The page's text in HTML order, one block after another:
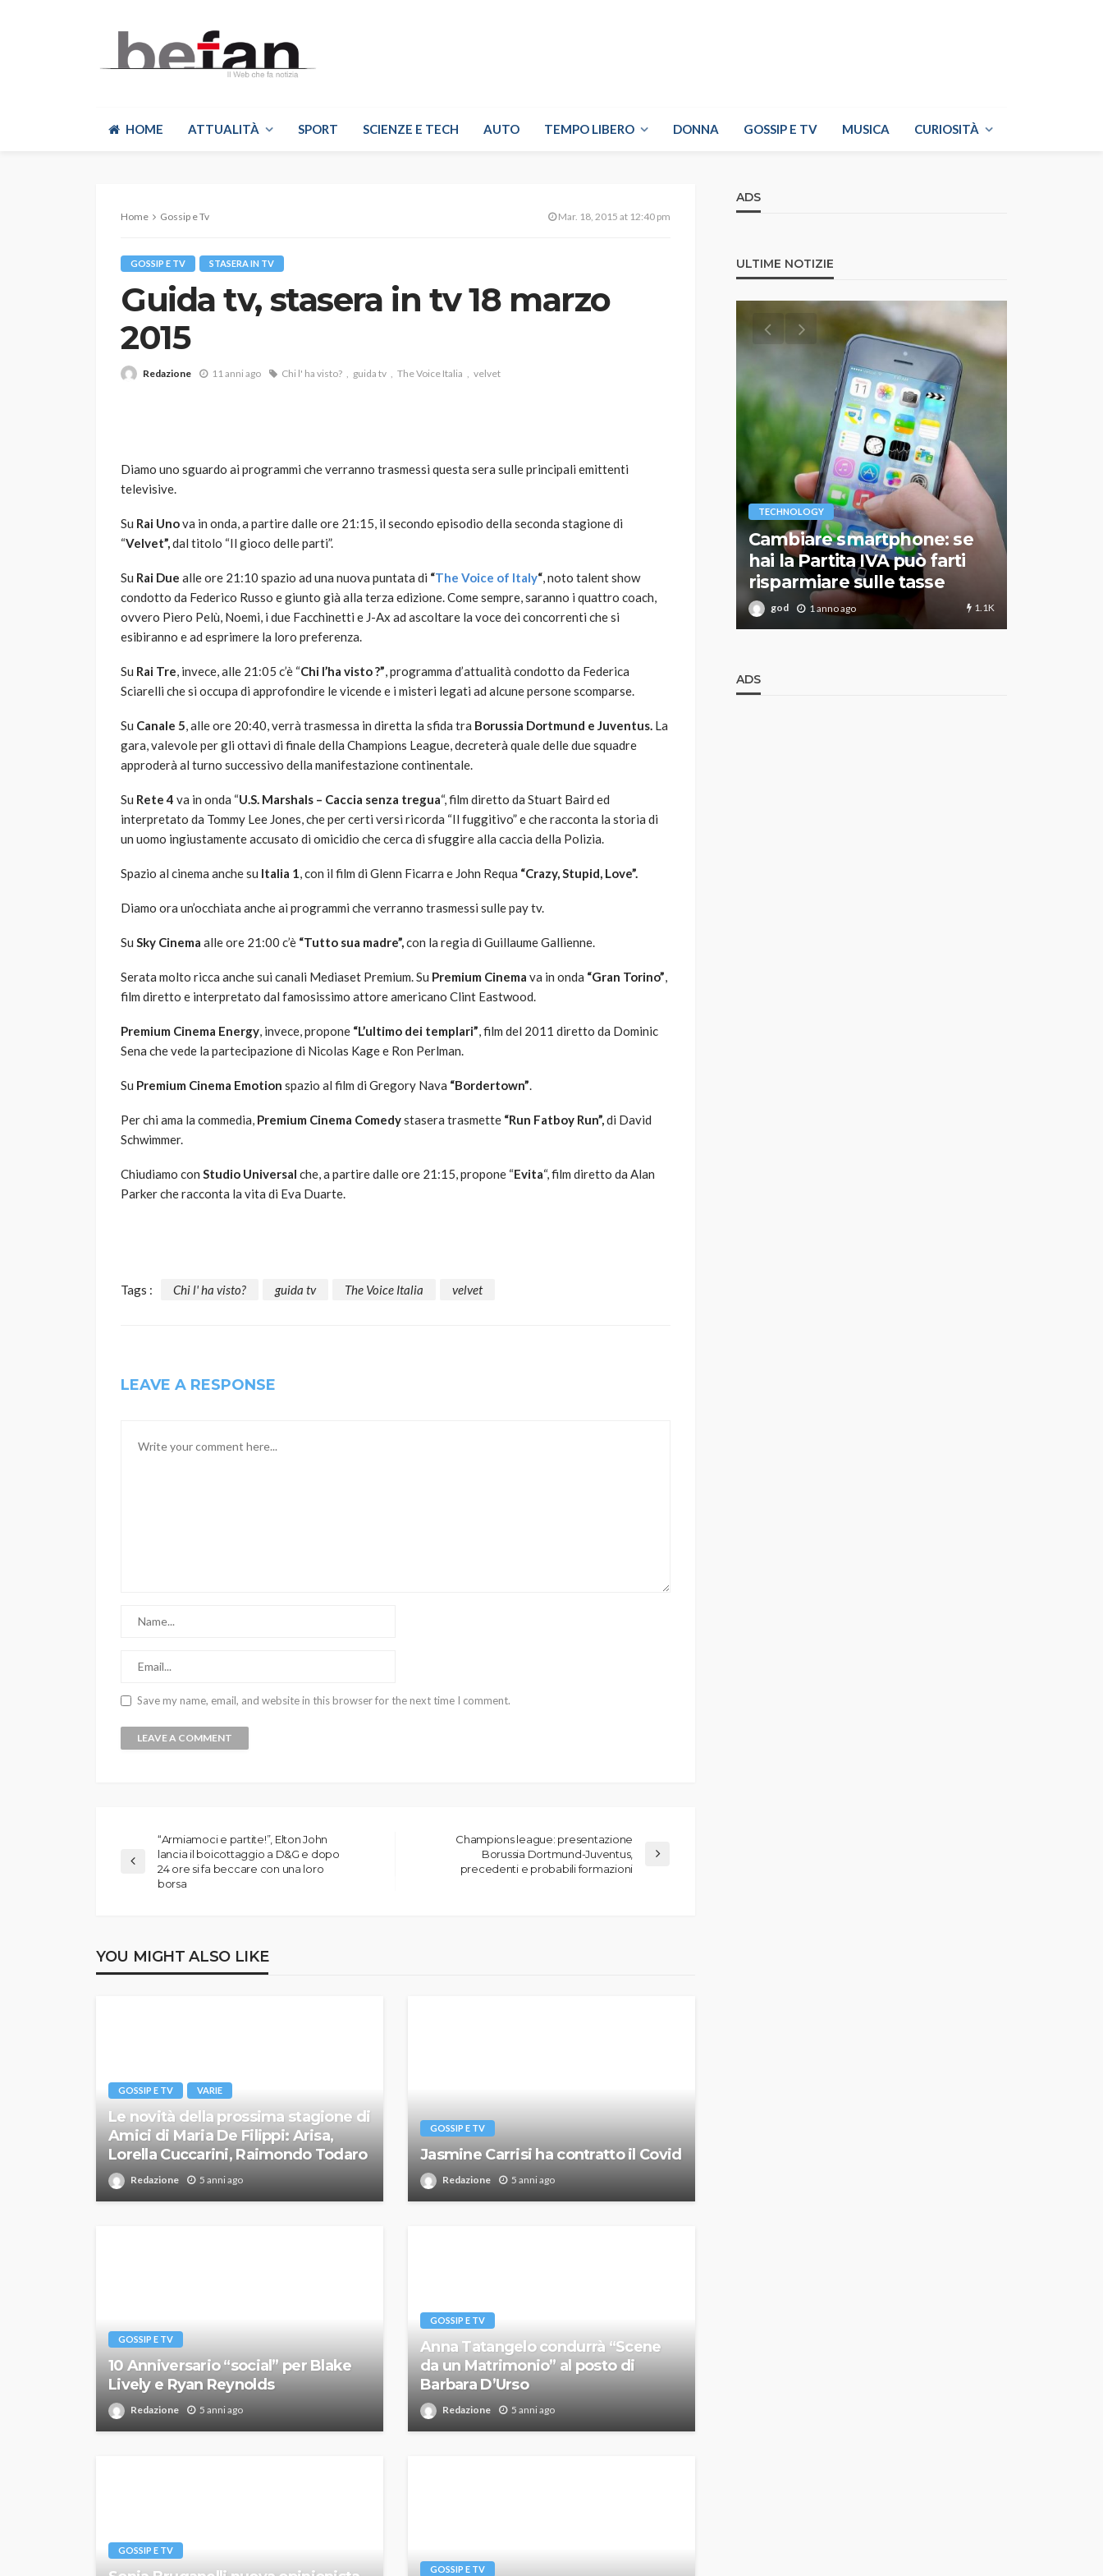
HOME ATTUALITÀ SPORT SCIENZE E TECH AUTO TEMPO LIBERO DONNA GOSSIP E TV MUSICA CURIOSITÀ
Home Gossip e Tv Mar. 18, 2015 at 12:40 pm
GOSSIP E TV STASERA IN TV
Guida tv, stasera in tv 18 marzo
2015
Redazione 11 anni ago Chi l' ha visto? guida tv The Voice Italia velvet
Diamo uno sguardo ai programmi che verranno trasmessi questa sera sulle principali emittenti
televisive.
Su Rai Unova in onda, a partire dalle ore 21:15, il secondo episodio della seconda stagione di
“Velvet”,dal titolo “Il gioco delle parti”.
Su Rai Due alle ore 21:10 spazio ad una nuova puntata di “The Voice of Italy“, noto talent show
condotto da Federico Russo e giunto già alla terza edizione. Come sempre, saranno i quattro coach,
ovvero Piero Pelù, Noemi, i due Facchinetti e J-Ax ad ascoltare la voce dei concorrenti che si
esibiranno e ad esprimere la loro preferenza.
Su Rai Tre, invece, alle 21:05 c’è “Chi l’ha visto ?”, programma d’attualità condotto da Federica
Sciarelli che si occupa di approfondire le vicende e i misteri legati ad alcune persone scomparse.
Su Canale 5, alle ore 20:40, verrà trasmessa in diretta la sfida tra Borussia Dortmund e Juventus. La
gara, valevole per gli ottavi di finale della Champions League, decreterà quale delle due squadre
approderà al turno successivo della manifestazione continentale.
Su Rete 4 va in onda “U.S. Marshals – Caccia senza tregua“, film diretto da Stuart Baird ed
interpretato da Tommy Lee Jones, che per certi versi ricorda “Il fuggitivo” e che racconta la storia di
un uomo ingiustamente accusato di omicidio che cerca di sfuggire alla caccia della Polizia.
Spazio al cinema anche su Italia 1, con il film di Glenn Ficarra e John Requa “Crazy, Stupid, Love”.
Diamo ora un’occhiata anche ai programmi che verranno trasmessi sulle pay tv.
Su Sky Cinema alle ore 21:00 c’è “Tutto sua madre”,con la regia di Guillaume Gallienne.
Serata molto ricca anche sui canali Mediaset Premium. Su Premium Cinema va in onda “Gran Torino”,
film diretto e interpretato dal famosissimo attore americano Clint Eastwood.
Premium Cinema Energy, invece, propone “L’ultimo dei templari”, film del 2011 diretto da Dominic
Sena che vede la partecipazione di Nicolas Kage e Ron Perlman.
Su Premium Cinema Emotion spazio al film di Gregory Nava “Bordertown”.
Per chi ama la commedia, Premium Cinema Comedystasera trasmette “Run Fatboy Run”,di David
Schwimmer.
Chiudiamo con Studio Universal che, a partire dalle ore 21:15, propone “Evita“, film diretto da Alan
Parker che racconta la vita di Eva Duarte.
Tags : Chi l' ha visto? guida tv The Voice Italia velvet
LEAVE A RESPONSE
Save my name, email, and website in this browser for the next time I comment.
“Armiamoci e partite!”, Elton John
lancia il boicottaggio a D&G e dopo
24 ore si fa beccare con una loro
borsa
Champions league: presentazione
Borussia Dortmund-Juventus,
precedenti e probabili formazioni
YOU MIGHT ALSO LIKE
GOSSIP E TV VARIE
Le novità della prossima stagione di
Amici di Maria De Filippi: Arisa,
Lorella Cuccarini, Raimondo Todaro
Redazione 5 anni ago
GOSSIP E TV
Jasmine Carrisi ha contratto il Covid
Redazione 5 anni ago
GOSSIP E TV
10 Anniversario “social” per Blake
Lively e Ryan Reynolds
Redazione 5 anni ago
GOSSIP E TV
Anna Tatangelo condurrà “Scene
da un Matrimonio” al posto di
Barbara D’Urso
Redazione 5 anni ago
GOSSIP E TV
GOSSIP E TV
ADS
ULTIME NOTIZIE
VARIE
scegliere per il tuo prato
1 anno ago
AUTO SPORT
Davis: tennis mondiale e
abbracciano la stessa causa
god 9 mesi ago
TECHNOLOGY
Cambiare smartphone: se
hai la Partita IVA può farti
risparmiare sulle tasse
god 1 anno ago 1.1K
ADS